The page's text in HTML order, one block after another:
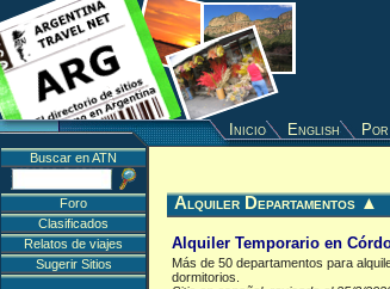
Inicio English
Alquiler Departamentos ▲
Alquiler Temporario en
Más de 50 departamentos para
dormitorios.
Buscar en ATN
Foro
Clasificados
Relatos de viajes
Sugerir Sitios